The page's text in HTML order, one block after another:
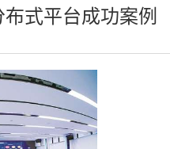
式平台成功案例